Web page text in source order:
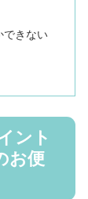
きない
ント
お便